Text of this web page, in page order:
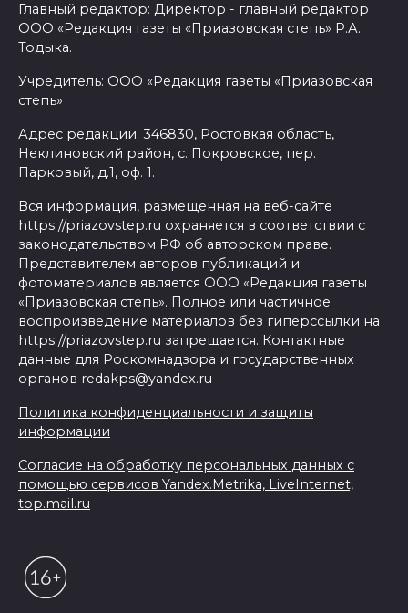
Главный редактор: Директор - главный редактор
ООО «Редакция газеты «Приазовская степь» Р.А.
Тодыка.
Учредитель: ООО «Редакция газеты «Приазовская
степь»
Адрес редакции: 346830, Ростовкая область,
Неклиновский район, с. Покровское, пер.
Парковый, д.1, оф. 1.
Вся информация, размещенная на веб-сайте
https://priazovstep.ru охраняется в соответствии с
законодательством РФ об авторском праве.
Представителем авторов публикаций и
фотоматериалов является ООО «Редакция газеты
«Приазовская степь». Полное или частичное
воспроизведение материалов без гиперссылки на
https://priazovstep.ru запрещается. Контактные
данные для Роскомнадзора и государственных
органов redakps@yandex.ru
Политика конфиденциальности и защиты
информации
Согласие на обработку персональных данных с
помощью сервисов Yandex.Metrika, LiveInternet,
top.mail.ru